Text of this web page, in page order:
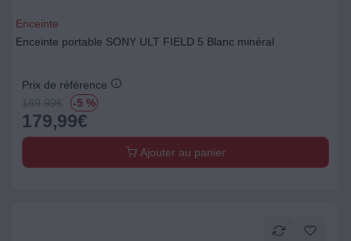
Enceinte
Enceinte portable SONY ULT FIELD 5 Blanc minéral
Prix de référence
189.99€ -5 %
179,99€
Ajouter au panier